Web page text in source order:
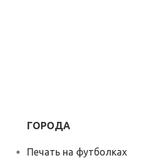
ГОРОДА
Печать на футболках